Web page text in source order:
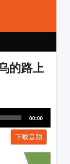
的路上
00:00
下载音频